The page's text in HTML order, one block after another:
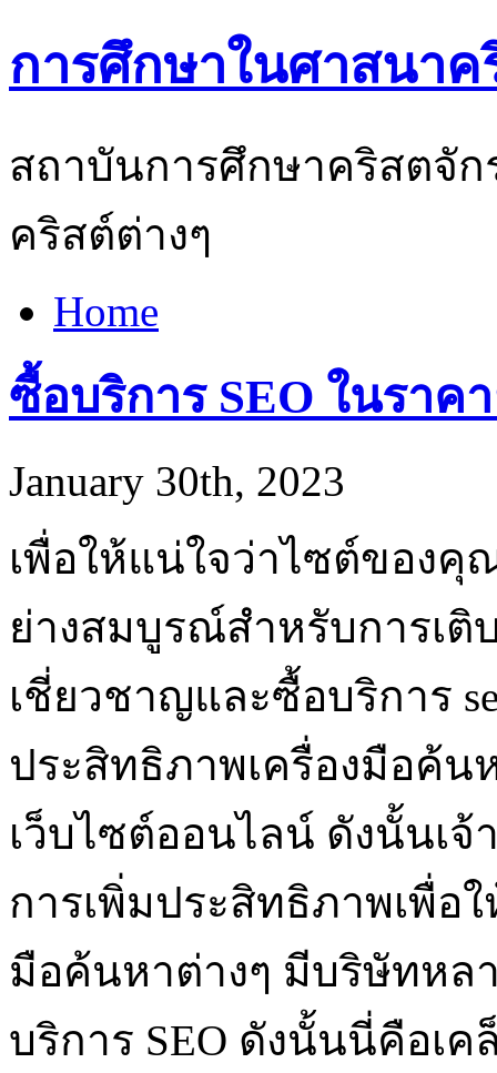
การศึกษาในศาสนาค
สถาบันการศึกษาคริสตจัก
คริสต์ต่างๆ
Home
ซื้อบริการ SEO ในราค
January 30th, 2023
เพื่อให้แน่ใจว่าไซต์ของคุ
ย่างสมบูรณ์สำหรับการเ
เชี่ยวชาญและซื้อบริการ
ประสิทธิภาพเครื่องมือค้
เว็บไซต์ออนไลน์ ดังนั้นเจ้
การเพิ่มประสิทธิภาพเพื่อ
มือค้นหาต่างๆ มีบริษัทห
บริการ SEO ดังนั้นนี่คือเค